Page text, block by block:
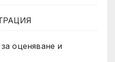
оценяване и